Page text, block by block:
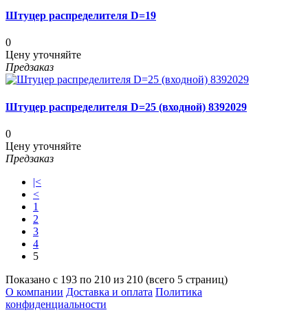
Штуцер распределителя D=19
0
Цену уточняйте
Предзаказ
Штуцер распределителя D=25 (входной) 8392029
0
Цену уточняйте
Предзаказ
|<
<
1
2
3
4
5
Показано с 193 по 210 из 210 (всего 5 страниц)
О компании Доставка и оплата Политика
конфиденциальности